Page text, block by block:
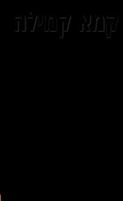
קמא קמילה